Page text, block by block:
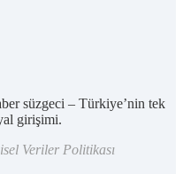
süzgeci – Türkiye’nin tek
girişimi.
Veriler Politikası